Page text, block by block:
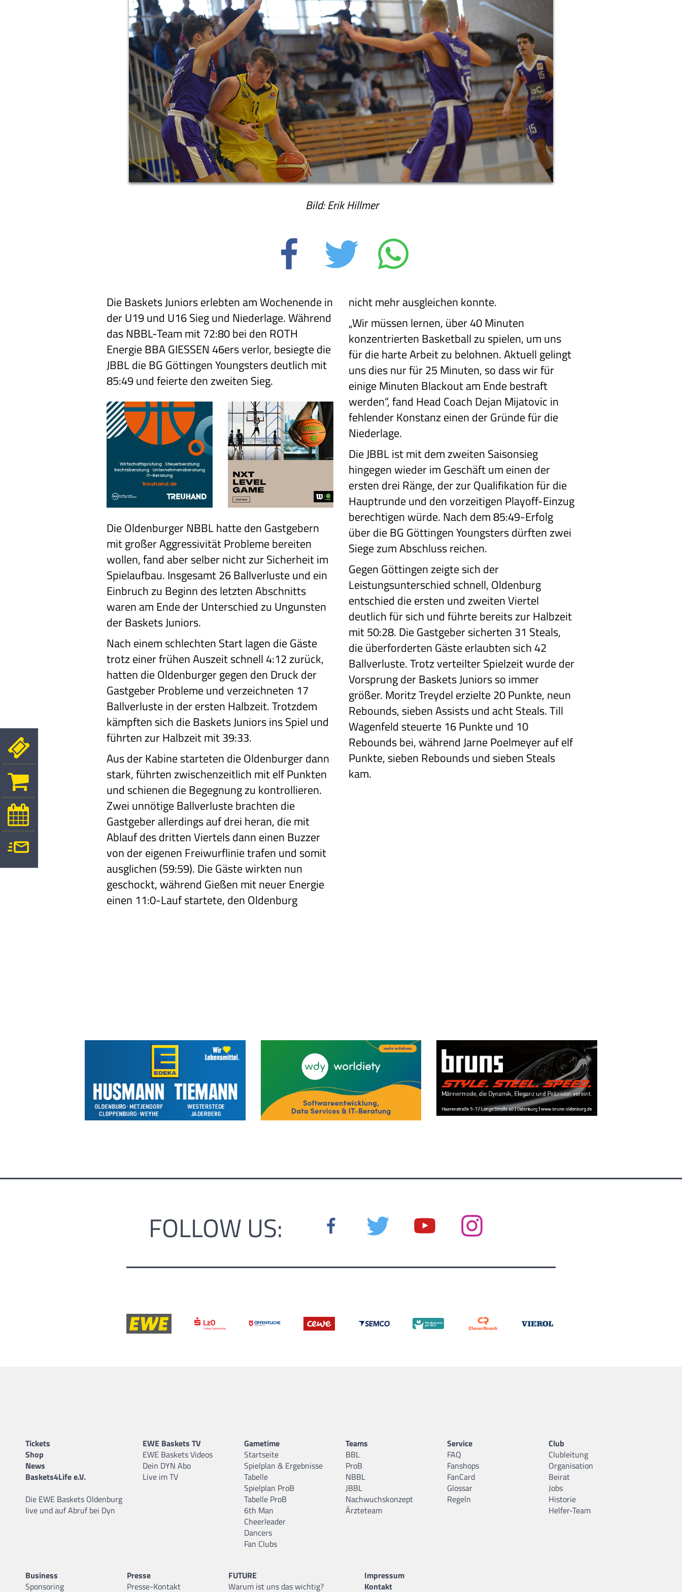
Bild: Erik Hillmer
Die Baskets Juniors erlebten am Wochenende in
der U19 und U16 Sieg und Niederlage. Während
das NBBL-Team mit 72:80 bei den ROTH
Energie BBA GIESSEN 46ers verlor, besiegte die
JBBL die BG Göttingen Youngsters deutlich mit
85:49 und feierte den zweiten Sieg.
Die Oldenburger NBBL hatte den Gastgebern
mit großer Aggressivität Probleme bereiten
wollen, fand aber selber nicht zur Sicherheit im
Spielaufbau. Insgesamt 26 Ballverluste und ein
Einbruch zu Beginn des letzten Abschnitts
waren am Ende der Unterschied zu Ungunsten
der Baskets Juniors.
Nach einem schlechten Start lagen die Gäste
trotz einer frühen Auszeit schnell 4:12 zurück,
hatten die Oldenburger gegen den Druck der
Gastgeber Probleme und verzeichneten 17
Ballverluste in der ersten Halbzeit. Trotzdem
kämpften sich die Baskets Juniors ins Spiel und
führten zur Halbzeit mit 39:33.
Aus der Kabine starteten die Oldenburgerdann
stark, führten zwischenzeitlich mit elf Punkten
und schienen dieBegegnung zu kontrollieren.
Zwei unnötige Ballverluste brachten die
Gastgeber allerdings auf drei heran, die mit
Ablauf des dritten Viertelsdann einen Buzzer
von der eigenen Freiwurflinie trafen und somit
ausglichen (59:59). Die Gäste wirkten nun
geschockt,während Gießen mit neuer Energie
einen 11:0-Lauf startete, den Oldenburg
nicht mehr ausgleichen konnte.
„Wir müssen lernen, über 40 Minuten
konzentrierten Basketball zu spielen, um uns
für die harte Arbeit zu belohnen. Aktuell gelingt
uns dies nur für 25 Minuten, so dass wir für
einige Minuten Blackout am Ende bestraft
werden“, fand Head Coach Dejan Mijatovic in
fehlender Konstanz einen der Gründe für die
Niederlage.
Die JBBL ist mit dem zweiten Saisonsieg
hingegen wieder im Geschäft um einen der
ersten drei Ränge, der zur Qualifikation für die
Hauptrunde und den vorzeitigen Playoff-Einzug
berechtigen würde. Nach dem 85:49-Erfolg
über die BG Göttingen Youngsters dürften zwei
Siege zum Abschluss reichen.
Gegen Göttingen zeigte sich der
Leistungsunterschied schnell, Oldenburg
entschied die ersten und zweiten Viertel
deutlich für sich und führte bereits zur Halbzeit
mit 50:28. Die Gastgeber sicherten 31 Steals,
die überforderten Gäste erlaubten sich 42
Ballverluste. Trotz verteilter Spielzeit wurde der
Vorsprung der Baskets Juniors so immer
größer. Moritz Treydel erzielte 20 Punkte, neun
Rebounds, sieben Assists und acht Steals. Till
Wagenfeld steuerte 16 Punkte und 10
Rebounds bei, während Jarne Poelmeyer auf elf
Punkte, sieben Rebounds und sieben Steals
kam.
FOLLOW US:
Tickets
Shop
News
Baskets4Life e.V.
Die EWE Baskets Oldenburg
live und auf Abruf bei Dyn
EWE Baskets TV
EWE Baskets Videos
Dein DYN Abo
Live im TV
Gametime
Startseite
Spielplan & Ergebnisse
Tabelle
Spielplan ProB
Tabelle ProB
6th Man
Cheerleader
Dancers
Fan Clubs
Teams
BBL
ProB
NBBL
JBBL
Nachwuchskonzept
Ärzteteam
Service
FAQ
Fanshops
FanCard
Glossar
Regeln
Club
Clubleitung
Organisation
Beirat
Jobs
Historie
Helfer-Team
Business
Sponsoring
Presse
Presse-Kontakt
FUTURE
Warum ist uns das wichtig?
Impressum
Kontakt